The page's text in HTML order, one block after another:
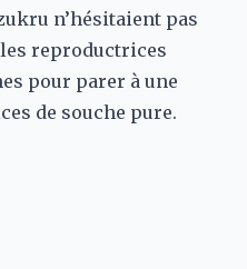
n’hésitaient pas
reproductrices
pour parer à une
de souche pure.